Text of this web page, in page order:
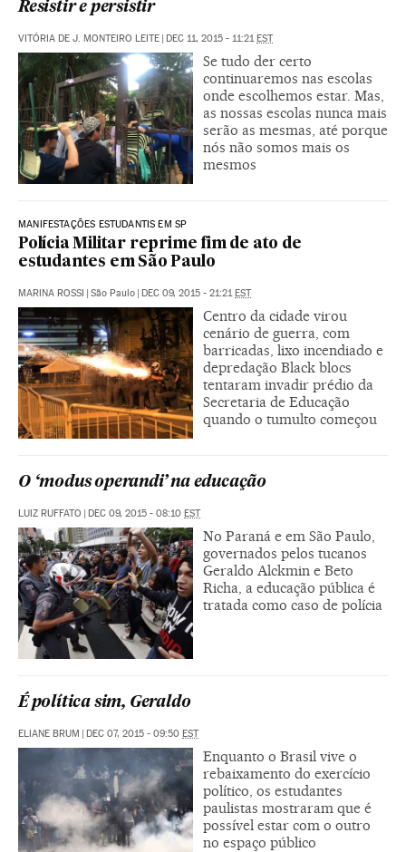
Resistir e persistir
VITÓRIA DE J. MONTEIRO LEITE | DEC 11, 2015 - 11:21 EST
Se tudo der certo
continuaremos nas escolas
onde escolhemos estar. Mas,
as nossas escolas nunca mais
serão as mesmas, até porque
nós não somos mais os
mesmos
MANIFESTAÇÕES ESTUDANTIS EM SP
Polícia Militar reprime fim de ato de
estudantes em São Paulo
MARINA ROSSI | São Paulo | DEC 09, 2015 - 21:21 EST
Centro da cidade virou
cenário de guerra, com
barricadas, lixo incendiado e
depredação Black blocs
tentaram invadir prédio da
Secretaria de Educação
quando o tumulto começou
O ‘modus operandi’ na educação
LUIZ RUFFATO | DEC 09, 2015 - 08:10 EST
No Paraná e em São Paulo,
governados pelos tucanos
Geraldo Alckmin e Beto
Richa, a educação pública é
tratada como caso de polícia
É política sim, Geraldo
ELIANE BRUM | DEC 07, 2015 - 09:50 EST
Enquanto o Brasil vive o
rebaixamento do exercício
político, os estudantes
paulistas mostraram que é
possível estar com o outro
no espaço público